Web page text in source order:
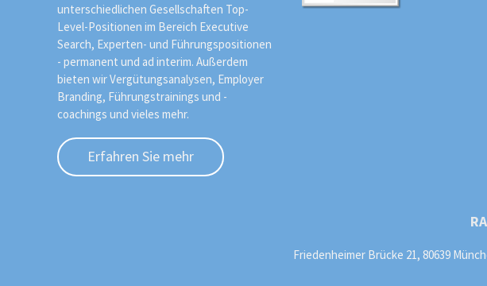
unterschiedlichen Gesellschaften Top-
Level-Positionen im Bereich Executive
Search, Experten- und Führungspositionen
- permanent und ad interim. Außerdem
bieten wir Vergütungsanalysen, Employer
Branding, Führungstrainings und -
coachings und vieles mehr.
Erfahren Sie mehr
Friedenheimer Brücke 21, 80639